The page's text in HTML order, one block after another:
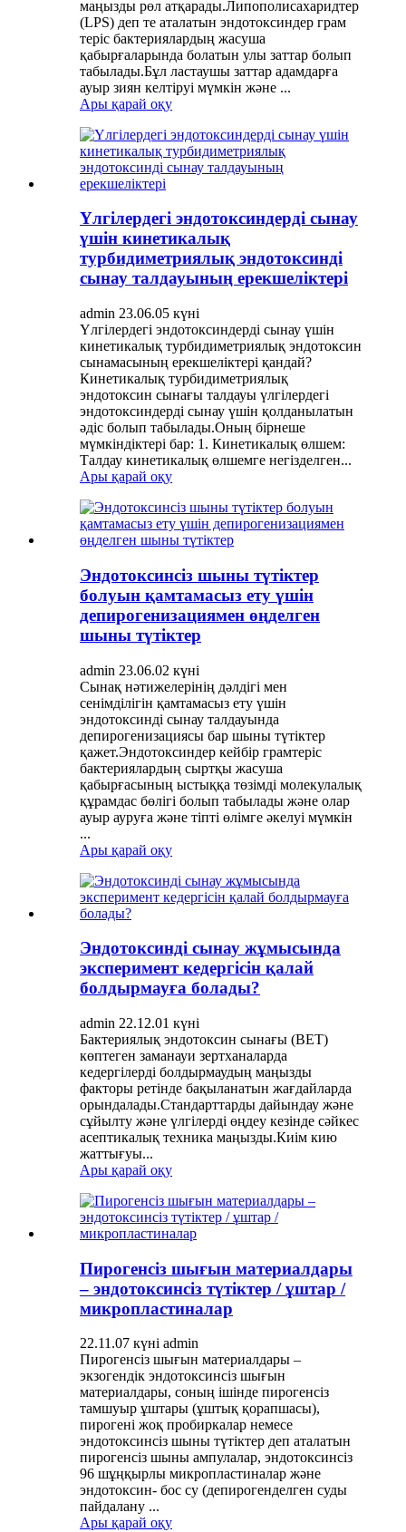
маңызды рөл атқарады.Липополисахаридтер
(LPS) деп те аталатын эндотоксиндер грам
теріс бактериялардың жасуша
қабырғаларында болатын улы заттар болып
табылады.Бұл ластаушы заттар адамдарға
ауыр зиян келтіруі мүмкін және ...
Ары қарай оқу
Үлгілердегі эндотоксиндерді сынау
үшін кинетикалық
турбидиметриялық эндотоксинді
сынау талдауының ерекшеліктері
admin 23.06.05 күні
Үлгілердегі эндотоксиндерді сынау үшін
кинетикалық турбидиметриялық эндотоксин
сынамасының ерекшеліктері қандай?
Кинетикалық турбидиметриялық
эндотоксин сынағы талдауы үлгілердегі
эндотоксиндерді сынау үшін қолданылатын
әдіс болып табылады.Оның бірнеше
мүмкіндіктері бар: 1. Кинетикалық өлшем:
Талдау кинетикалық өлшемге негізделген...
Ары қарай оқу
Эндотоксинсіз шыны түтіктер
болуын қамтамасыз ету үшін
депирогенизациямен өңделген
шыны түтіктер
admin 23.06.02 күні
Сынақ нәтижелерінің дәлдігі мен
сенімділігін қамтамасыз ету үшін
эндотоксинді сынау талдауында
депирогенизациясы бар шыны түтіктер
қажет.Эндотоксиндер кейбір грамтеріс
бактериялардың сыртқы жасуша
қабырғасының ыстыққа төзімді молекулалық
құрамдас бөлігі болып табылады және олар
ауыр ауруға және тіпті өлімге әкелуі мүмкін
...
Ары қарай оқу
Эндотоксинді сынау жұмысында
эксперимент кедергісін қалай
болдырмауға болады?
admin 22.12.01 күні
Бактериялық эндотоксин сынағы (BET)
көптеген заманауи зертханаларда
кедергілерді болдырмаудың маңызды
факторы ретінде бақыланатын жағдайларда
орындалады.Стандарттарды дайындау және
сұйылту және үлгілерді өңдеу кезінде сәйкес
асептикалық техника маңызды.Киім кию
жаттығуы...
Ары қарай оқу
Пирогенсіз шығын материалдары
– эндотоксинсіз түтіктер / ұштар /
микропластиналар
22.11.07 күні admin
Пирогенсіз шығын материалдары –
экзогендік эндотоксинсіз шығын
материалдары, соның ішінде пирогенсіз
тамшуыр ұштары (ұштық қорапшасы),
пирогені жоқ пробиркалар немесе
эндотоксинсіз шыны түтіктер деп аталатын
пирогенсіз шыны ампулалар, эндотоксинсіз
96 шұңқырлы микропластиналар және
эндотоксин- бос су (депирогенделген суды
пайдалану ...
Ары қарай оқу